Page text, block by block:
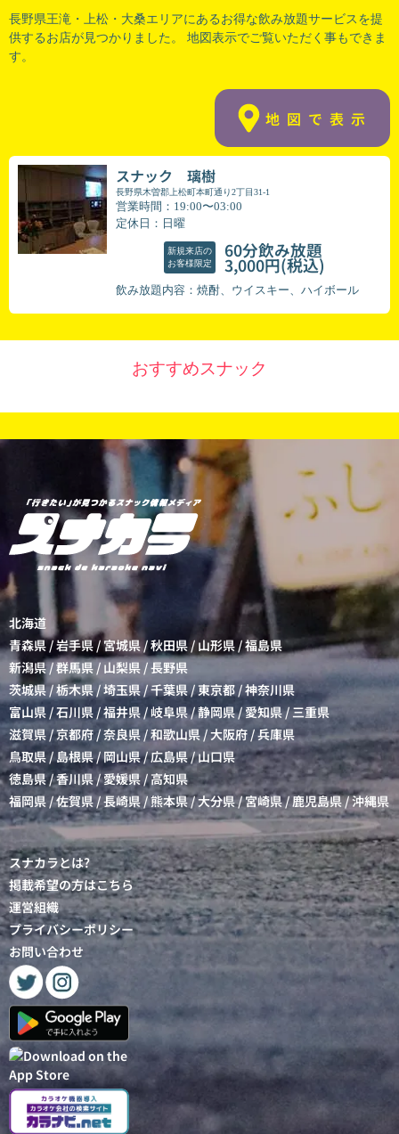
長野県王滝 ・ 上松 ・ 大桑エリアにあるお得な飲み放題サービスを提
供するお店が見つかりました。 地図表示でご覧いただく事もできま
す。
地図で表示
スナック 璃樹
長野県木曽郡上松町本町通り2丁目31-1
営業時間：19:00〜03:00
定休日：日曜
新規来店の
お客様限定
60分飲み放題
3,000円(税込)
飲み放題内容：焼酎、ウイスキー、ハイボール
おすすめスナック
北海道
青森県/岩手県/宮城県/秋田県 / 山形県/福島県
新潟県/群馬県 / 山梨県 /長野県
茨城県 /栃木県/埼玉県/千葉県/東京都 /神奈川県
富山県 /石川県 /福井県/岐阜県/静岡県/愛知県/三重県
滋賀県/京都府/奈良県 /和歌山県/大阪府 /兵庫県
鳥取県 / 島根県/岡山県/広島県/山口県
徳島県/香川県/愛媛県 /高知県
福岡県 /佐賀県 /長崎県/熊本県/大分県/宮崎県/鹿児島県/沖縄県
スナカラとは?
掲載希望の方はこちら
運営組織
プライバシーポリシー
お問い合わせ